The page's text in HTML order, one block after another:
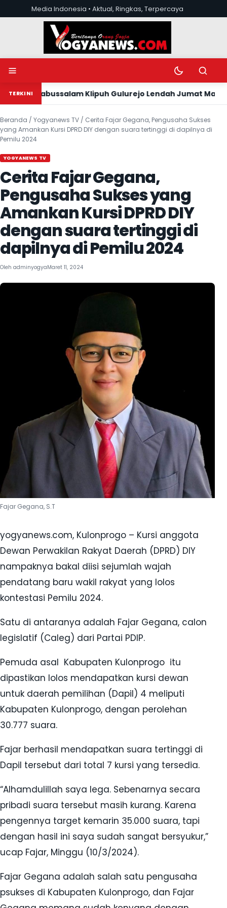
Lewati ke kontenMedia Indonesia • Aktual, Ringkas, Terpercaya
TERKINI
Babussalam Klipuh Gulurejo Lendah Jumat Malam, Ada
Beranda / Yogyanews TV / Cerita Fajar Gegana, Pengusaha Sukses
yang Amankan Kursi DPRD DIY dengan suara tertinggi di dapilnya di
Pemilu 2024
YOGYANEWS TV
Cerita Fajar Gegana,
Pengusaha Sukses yang
Amankan Kursi DPRD DIY
dengan suara tertinggi di
dapilnya di Pemilu 2024
Oleh adminyogyaMaret 11, 2024
Fajar Gegana, S.T
yogyanews.com, Kulonprogo – Kursi anggota
Dewan Perwakilan Rakyat Daerah (DPRD) DIY
nampaknya bakal diisi sejumlah wajah
pendatang baru wakil rakyat yang lolos
kontestasi Pemilu 2024.
Satu di antaranya adalah Fajar Gegana, calon
legislatif (Caleg) dari Partai PDIP.
Pemuda asal Kabupaten Kulonprogo itu
dipastikan lolos mendapatkan kursi dewan
untuk daerah pemilihan (Dapil) 4 meliputi
Kabupaten Kulonprogo, dengan perolehan
30.777 suara.
Fajar berhasil mendapatkan suara tertinggi di
Dapil tersebut dari total 7 kursi yang tersedia.
“Alhamdulillah saya lega. Sebenarnya secara
pribadi suara tersebut masih kurang. Karena
pengennya target kemarin 35.000 suara, tapi
dengan hasil ini saya sudah sangat bersyukur,”
ucap Fajar, Minggu (10/3/2024).
Fajar Gegana adalah salah satu pengusaha
psukses di Kabupaten Kulonprogo, dan Fajar